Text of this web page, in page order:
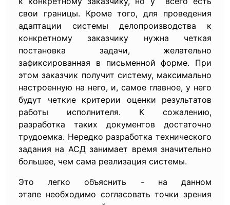
свои границы. Кроме того, для проведения
адаптации системы делопроизводства к
конкретному заказчику нужна четкая
постановка задачи, желательно
зафиксированная в письменной форме. При
этом заказчик получит систему, максимально
настроенную на него, и, самое главное, у него
будут четкие критерии оценки результатов
работы исполнителя. К сожалению,
разработка таких документов достаточно
трудоемка. Нередко разработка технического
задания на АСД занимает время значительно
большее, чем сама реализация системы.
Это легко объяснить - на данном
этапе необходимо согласовать точки зрения